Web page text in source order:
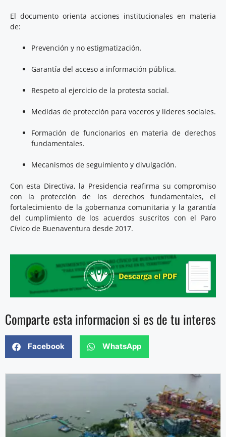
El documento orienta acciones institucionales en materia
de:
Prevención y no estigmatización.
Garantía del acceso a información pública.
Respeto al ejercicio de la protesta social.
Medidas de protección para voceros y líderes sociales.
Formación de funcionarios en materia de derechos
fundamentales.
Mecanismos de seguimiento y divulgación.
Con esta Directiva, la Presidencia reafirma su compromiso
con la protección de los derechos fundamentales, el
fortalecimiento de la gobernanza comunitaria y la garantía
del cumplimiento de los acuerdos suscritos con el Paro
Cívico de Buenaventura desde 2017.
Comparte esta informacion si es de tu interes
Facebook WhatsApp